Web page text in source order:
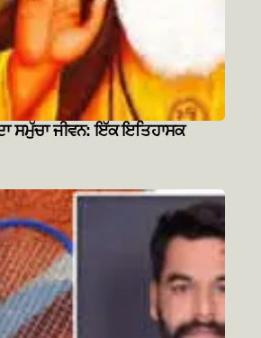
ਸਮੁੱਚਾ ਜੀਵਨ: ਇੱਕ ਇਤਿਹਾਸਕ